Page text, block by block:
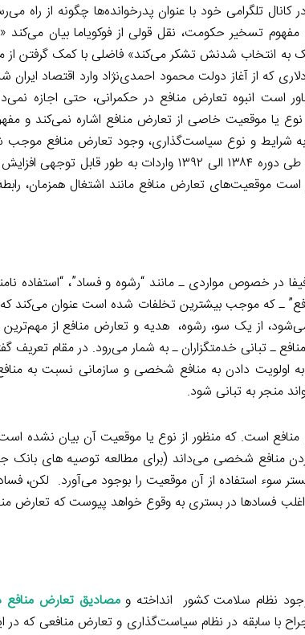
تلگرامی خود با عنوان پدرخوانده‌ها چگونه از راه
تسخیر حکومت، نقل قولی از فوکویاما بیان می‌کند
به انتخاب شدنش تشکر می‌کند» فاضلی با کمک گرفتن از
اضافه می‌کند «درآمدهای نفتی ۷۰۰ تا ۸۰۰ میلیارد دلاری که از آغاز دولت محمود احمدی‌نژاد
است انبوه تعارض منافع در حکمرانی، حتی اجازه
در این یاداشت به نوع یا موقعیت خاصی از تعارض منافع اشاره
به شرایط و نوع سیاست‌گذاری، وجود تعارض منافع
نوعی تسخیر شود و کارآمدی حداقلی را داشته باشد. به عنوان مثال طی دوره ۱۳۸۴ الی
موقعیت‌های تعارض منافع مانند اشتغال همزمان،
فیفا در خصوص مواردی ـ مانند “رشوه و فساد”، “استفاده
ـ که موجب بیشترین تخلفات شده است عنوان می‌کند
از یک سو، رشوه، هدیه و تعارض منافع از
تبانی خدمتگزاران ـ به شمار می‌رود. در مقام تعریف
به اولویت دادن به منافع شخصی و سازمانی نسبت به
منجر به تبانی شود.
منافع است. که منظور از نوع یا موقعیت آن بیان نشده
منافع شخصی می‌داند (برای مطالعه توصیه های بانک
استفاده از آن موقعیت را بوجود می‌آورد. لکن، فساد
اغلب فسادها در بستری به وقوع خواهد پیوست که تعارض
نظام سلامت کشور انداخته ومصادیق تعارض منافع
با سابقه در نظام سیاست‌گذاری و تعارض منافعی که